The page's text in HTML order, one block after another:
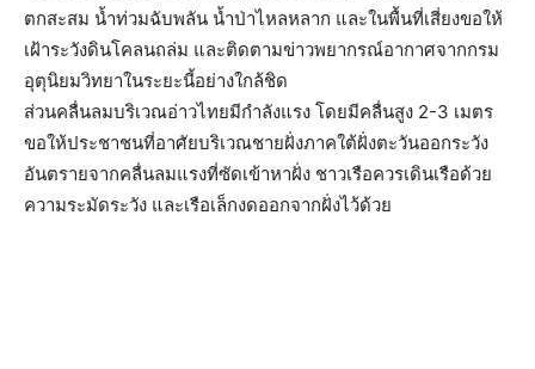
ตกสะสม น้ำท่วมฉับพลัน น้ำป่าไหลหลาก และในพื้นที่เสี่ยงขอให้
เฝ้าระวังดินโคลนถล่ม และติดตามข่าวพยากรณ์อากาศจากกรม
อุตุนิยมวิทยาในระยะนี้อย่างใกล้ชิด
ส่วนคลื่นลมบริเวณอ่าวไทยมีกำลังแรง โดยมีคลื่นสูง 2-3 เมตร
ขอให้ประชาชนที่อาศัยบริเวณชายฝั่งภาคใต้ฝั่งตะวันออกระวัง
อันตรายจากคลื่นลมแรงที่ซัดเข้าหาฝั่ง ชาวเรือควรเดินเรือด้วย
ความระมัดระวัง และเรือเล็กงดออกจากฝั่งไว้ด้วย